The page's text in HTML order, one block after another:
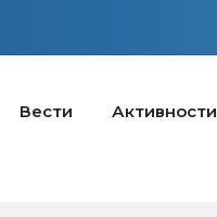
Вести Активности